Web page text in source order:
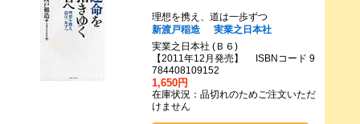
理想を携え、道は一歩ずつ
新渡戸稲造
実業之日本社
実業之日本社 (Ｂ６)
【2011年12月発売】 ISBNコード 9
784408109152
1,650円
在庫状況：品切れのためご注文いただ
けません